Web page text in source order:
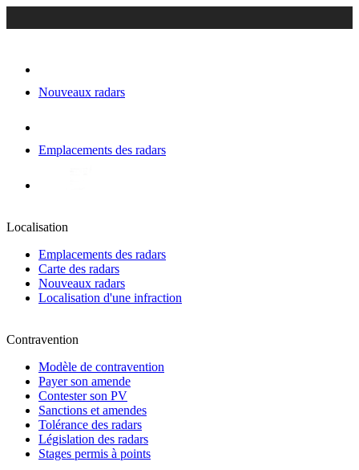
Nouveaux radars
Emplacements des radars
Localisation
Emplacements des radars
Carte des radars
Nouveaux radars
Localisation d'une infraction
Contravention
Modèle de contravention
Payer son amende
Contester son PV
Sanctions et amendes
Tolérance des radars
Législation des radars
Stages permis à points